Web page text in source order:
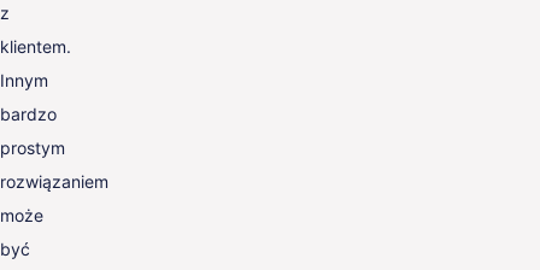
z
klientem.
Innym
bardzo
prostym
rozwiązaniem
może
być